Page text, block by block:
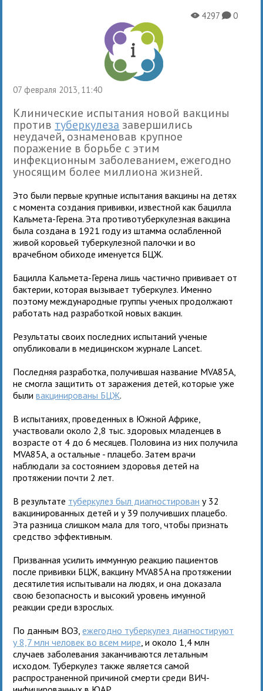
07 февраля 2013, 11:40
X4297K0
Клинические испытания новой вакцины
против туберкулеза завершились
неудачей, ознаменовав крупное
поражение в борьбе с этим
инфекционным заболеванием, ежегодно
уносящим более миллиона жизней.
Это были первые крупные испытания вакцины на детях
с момента создания прививки, известной как бацилла
Кальмета-Герена. Эта противотуберкулезная вакцина
была создана в 1921 году из штамма ослабленной
живой коровьей туберкулезной палочки и во
врачебном обиходе именуется БЦЖ.
Бацилла Кальмета-Герена лишь частично прививает от
бактерии, которая вызывает туберкулез. Именно
поэтому международные группы ученых продолжают
работать над разработкой новых вакцин.
Результаты своих последних испытаний ученые
опубликовали в медицинском журнале Lancet.
Последняя разработка, получившая название MVA85A,
не смогла защитить от заражения детей, которые уже
быливакцинированы БЦЖ.
В испытаниях, проведенных в Южной Африке,
участвовали около 2,8 тыс. здоровых младенцев в
возрасте от 4 до 6 месяцев. Половина из них получила
MVA85A, а остальные - плацебо. Затем врачи
наблюдали за состоянием здоровья детей на
протяжении почти 2 лет.
В результате туберкулез был диагностирован у 32
вакцинированных детей и у 39 получивших плацебо.
Эта разница слишком мала для того, чтобы признать
средство эффективным.
Призванная усилить иммунную реакцию пациентов
после прививки БЦЖ, вакцину MVA85A на протяжении
десятилетия испытывали на людях, и она доказала
свою безопасность и высокий уровень имунной
реакции среди взрослых.
По данным ВОЗ,ежегодно туберкулез диагностируют
у 8,7 млн человек во всем мире , и около 1,4 млн
случаев заболевания заканчиваются летальным
исходом. Туберкулез также является самой
распространенной причиной смерти среди ВИЧ-